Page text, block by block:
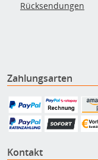
Rücksendungen
Zahlungsarten
Kontakt